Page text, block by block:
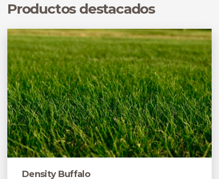
Productos destacados
Density Buffalo